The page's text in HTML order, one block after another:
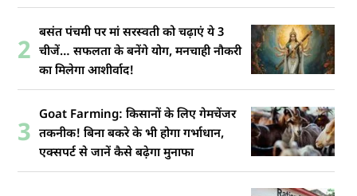
2
बसंत पंचमी पर मां सरस्वती को चढ़ाएं ये 3
चीजें… सफलता के बनेंगे योग, मनचाही नौकरी
का मिलेगा आशीर्वाद!
3
Goat Farming: किसानों के लिए गेमचेंजर
तकनीक! बिना बकरे के भी होगा गर्भाधान,
एक्सपर्ट से जानें कैसे बढ़ेगा मुनाफा